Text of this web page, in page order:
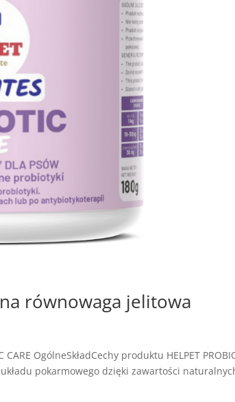
równowaga jelitowa
OgólneSkładCechy produktu HELPET
pokarmowego dzięki zawartości